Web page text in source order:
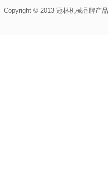
Copyright © 2013 冠林机械品牌